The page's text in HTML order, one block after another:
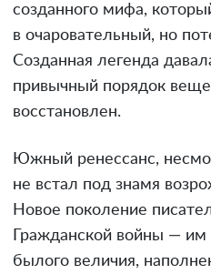
созданного мифа,
в очаровательный, но
Созданная легенда
привычный порядок
восстановлен.
Южный ренессанс,
не встал под знамя
Новое поколение
Гражданской войны —
былого величия,